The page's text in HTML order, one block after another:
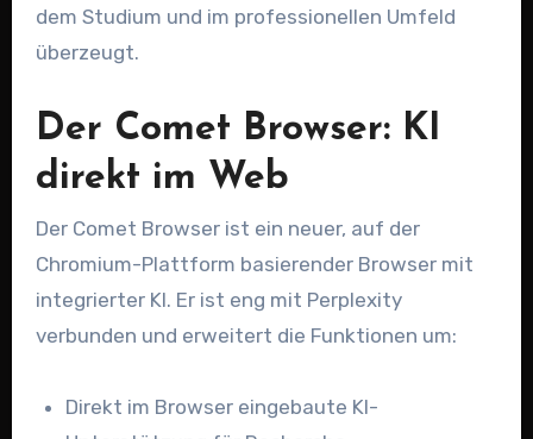
dem Studium und im professionellen Umfeld
überzeugt.
Der Comet Browser: KI
direkt im Web
Der Comet Browser ist ein neuer, auf der
Chromium-Plattform basierender Browser mit
integrierter KI. Er ist eng mit Perplexity
verbunden und erweitert die Funktionen um:
Direkt im Browser eingebaute KI-